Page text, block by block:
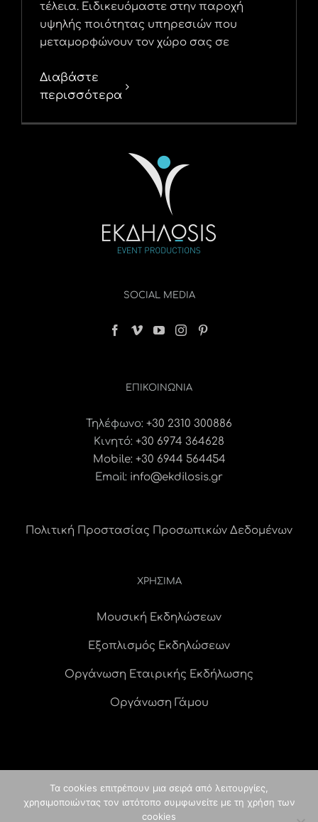
τέλεια. Ειδικευόμαστε στην παροχή
υψηλής ποιότητας υπηρεσιών που
μεταμορφώνουν τον χώρο σας σε
Διαβάστε
περισσότερα
SOCIAL MEDIA
ΕΠΙΚΟΙΝΩΝΊΑ
Τηλέφωνο: +30 2310 300886
Κινητό: +30 6974 364628
Mobile: +30 6944 564454
Email: info@ekdilosis.gr
Πολιτική Προστασίας Προσωπικών Δεδομένων
ΧΡΗΣΙΜΑ
Μουσική Εκδηλώσεων
Εξοπλισμός Εκδηλώσεων
Οργάνωση Εταιρικής Εκδήλωσης
Οργάνωση Γάμου
© Copyright2026 idees digital agencyκατασκευή ιστοσελίδας|
ALL RIGHTS RESERVED |
Τα cookies επιτρέπουν μια σειρά από λειτουργίες,
χρησιμοποιώντας τον ιστότοπο συμφωνείτε με τη χρήση των
cookies